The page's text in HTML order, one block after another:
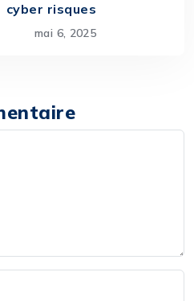
cyber risques
mai 6, 2025